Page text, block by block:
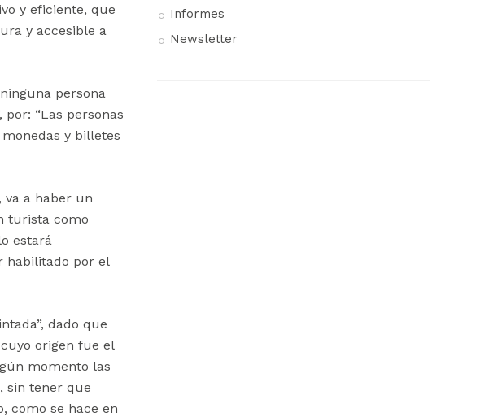
y eficiente, que
y accesible a
persona
“Las personas
y billetes
va a haber un
turista como
estará
habilitado por el
dado que
origen fue el
momento las
sin tener que
como se hace en
Informes
Newsletter